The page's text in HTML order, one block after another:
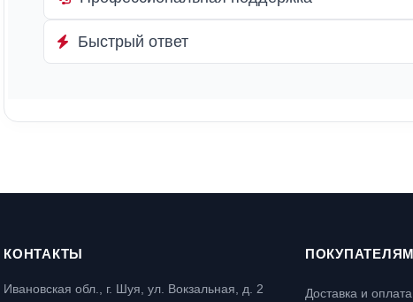
Быстрый ответ
КОНТАКТЫ
Ивановская обл., г. Шуя, ул. Вокзальная, д. 2
ПОКУПАТЕЛЯМ
Доставка и оплата